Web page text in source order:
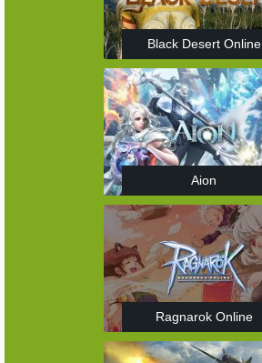
Black Desert Online
Aion
Ragnarok Online